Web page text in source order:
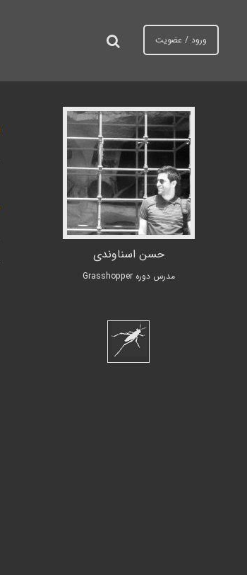
کردن
لینک
ورود / عضویت
حسن اسناوندی
مدرس دوره Grasshopper